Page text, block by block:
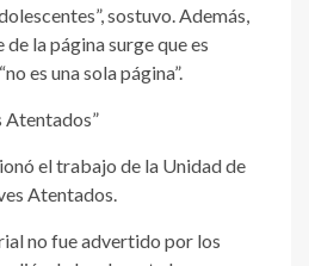
sostuvo. Además,
la página surge que es
es una sola página”.
Atentados”
el trabajo de la Unidad de
Atentados.
no fue advertido por los